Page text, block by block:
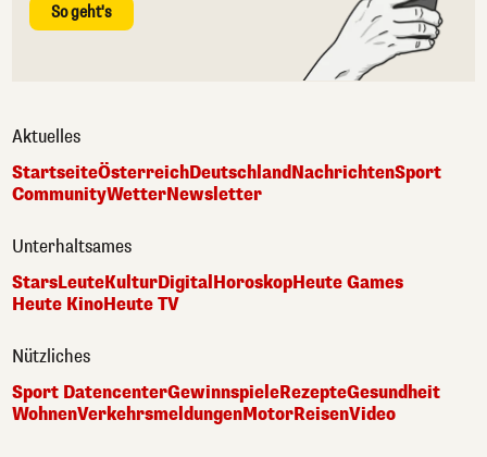
So geht's
Aktuelles
StartseiteÖsterreichDeutschlandNachrichtenSport
CommunityWetterNewsletter
Unterhaltsames
StarsLeuteKulturDigitalHoroskopHeute Games
Heute KinoHeute TV
Nützliches
Sport DatencenterGewinnspieleRezepteGesundheit
WohnenVerkehrsmeldungenMotorReisenVideo